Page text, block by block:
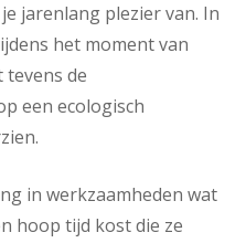
jarenlang plezier van. In
het moment van
de
een ecologisch
in werkzaamheden wat
hoop tijd kost die ze